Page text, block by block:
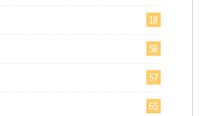
18
58
57
65